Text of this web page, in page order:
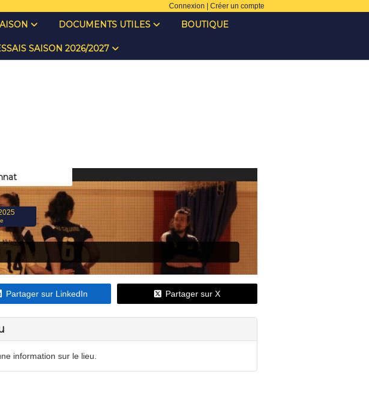
Connexion Créer un compte
DOCUMENTS UTILES BOUTIQUE
SAISON 2026/2027
Partager sur LinkedIn Partager sur X
information sur le lieu.